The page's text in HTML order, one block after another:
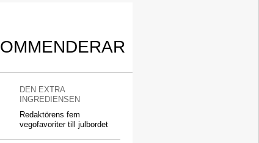
DEN EXTRA
INGREDIENSEN
Redaktörens fem
vegofavoriter till julbordet